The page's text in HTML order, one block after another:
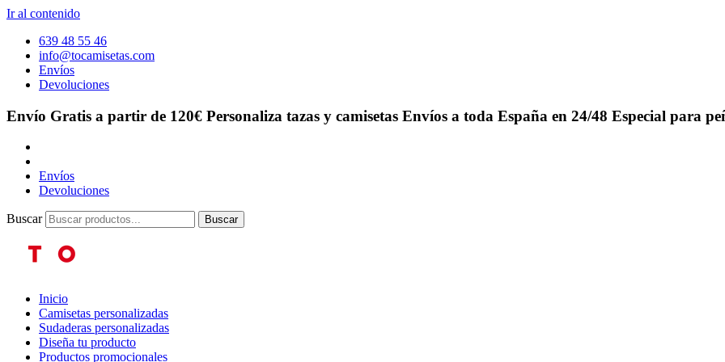
Ir al contenido
639 48 55 46
info@tocamisetas.com
Envíos
Devoluciones
Envío Gratis a partir de 120€ Personaliza tazas y camisetas Envíos a toda España en 24/48 Especial para
Envíos
Devoluciones
Buscar Buscar
Inicio
Camisetas personalizadas
Sudaderas personalizadas
Diseña tu producto
Productos promocionales